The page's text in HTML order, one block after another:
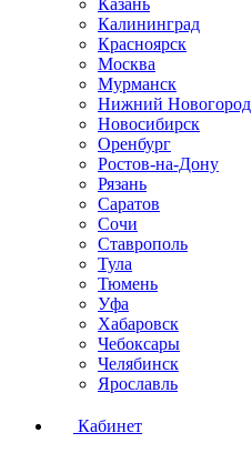
Казань
Калининград
Красноярск
Москва
Мурманск
Нижний Новогород
Новосибирск
Оренбург
Ростов-на-Дону
Рязань
Саратов
Сочи
Ставрополь
Тула
Тюмень
Уфа
Хабаровск
Чебоксары
Челябинск
Ярославль
Кабинет